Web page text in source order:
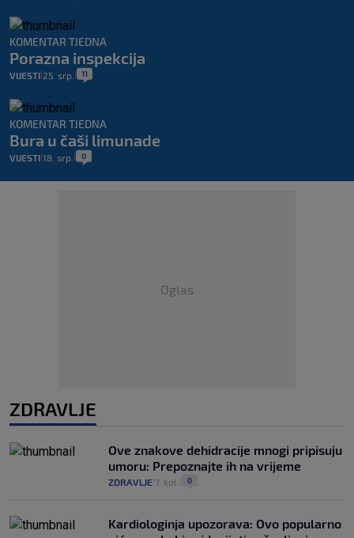
KOMENTAR TJEDNA
Porazna inspekcija
VIJESTI 25. srp. 11
KOMENTAR TJEDNA
Bura u čaši limunade
VIJESTI 18. srp. 0
Oglas
ZDRAVLJE
Ove znakove dehidracije mnogi pripisuju
umoru: Prepoznajte ih na vrijeme
ZDRAVLJE 7. kol. 0
Kardiologinja upozorava: Ovo popularno